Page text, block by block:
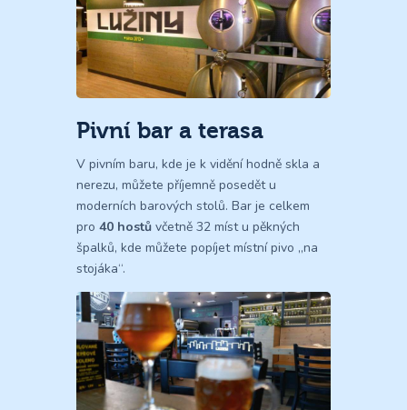
Pivní bar a terasa
V pivním baru, kde je k vidění hodně skla a
nerezu, můžete příjemně posedět u
moderních barových stolů. Bar je celkem
pro 40 hostů včetně 32 míst u pěkných
špalků, kde můžete popíjet místní pivo „na
stojáka“.